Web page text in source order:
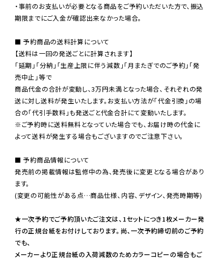
・事前のお支払いが必要となる商品をご予約いただいた方で、振込
期限までにご入金が確認出来なかった場合。
■ 予約商品の送料計算について
【送料は一回の発送ごとに計算されます】
「延期」「分納」「生産上限に伴う減数」「月またぎでのご予約」「発
売中止」等で
商品代金の合計が変動し、3万円未満となった場合、それぞれの発
送に対し送料が発生いたします。お支払い方法が「代金引換」の場
※ご予約時に送料無料となっていた場合でも、お届け時の代金に
よって送料が発生する場合もございますのでご注意下さい。
■ 予約商品情報について
発売前の掲載情報は監修中の為、発売後に変更となる場合があり
ます。
(変更の可能性がある点…商品仕様、内容、デザイン、発売時期等)
★一次予約でご予約頂いたご注文は、1セットにつき1枚メーカー発
行の正規台紙をお付けしております。尚、一次予約締切前のご予約
でも、
メーカーより正規台紙の入荷減数のためカラーコピーの場合もご